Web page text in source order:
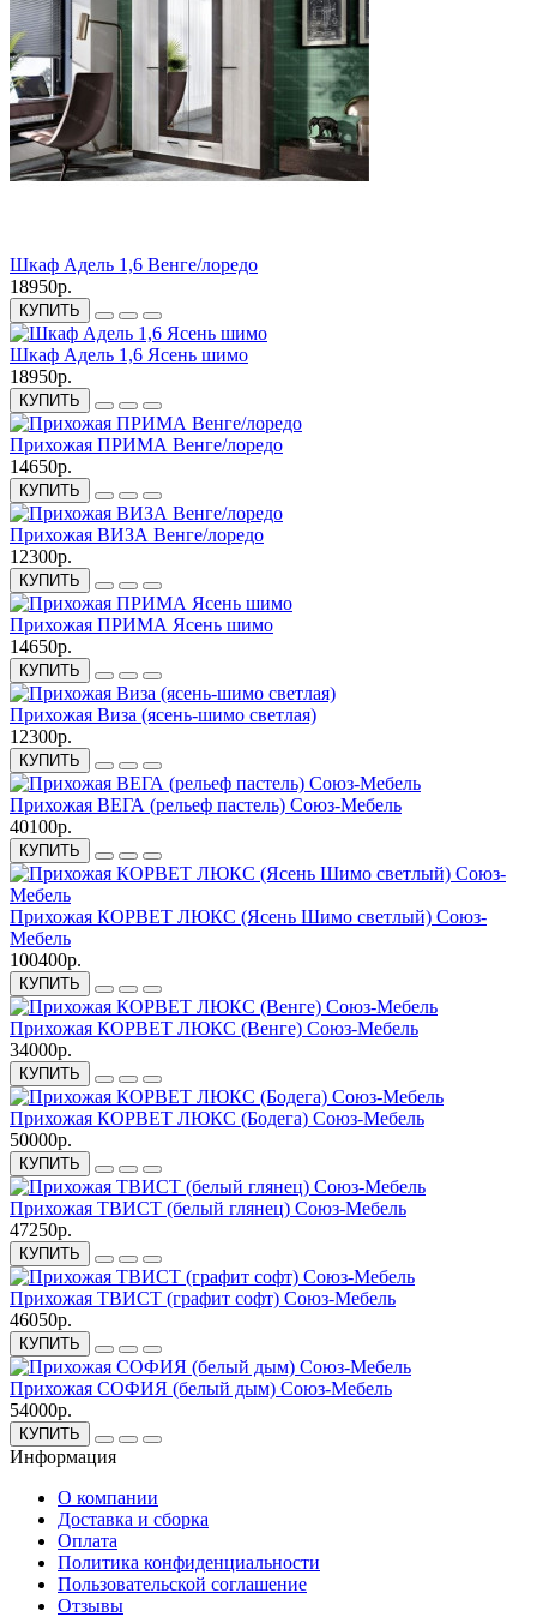
Шкаф Адель 1,6 Венге/лоредо
18950р.
КУПИТЬ
Шкаф Адель 1,6 Ясень шимо
18950р.
КУПИТЬ
Прихожая ПРИМА Венге/лоредо
14650р.
КУПИТЬ
Прихожая ВИЗА Венге/лоредо
12300р.
КУПИТЬ
Прихожая ПРИМА Ясень шимо
14650р.
КУПИТЬ
Прихожая Виза (ясень-шимо светлая)
12300р.
КУПИТЬ
Прихожая ВЕГА (рельеф пастель) Союз-Мебель
40100р.
КУПИТЬ
Прихожая КОРВЕТ ЛЮКС (Ясень Шимо светлый) Союз-
Мебель
100400р.
КУПИТЬ
Прихожая КОРВЕТ ЛЮКС (Венге) Союз-Мебель
34000р.
КУПИТЬ
Прихожая КОРВЕТ ЛЮКС (Бодега) Союз-Мебель
50000р.
КУПИТЬ
Прихожая ТВИСТ (белый глянец) Союз-Мебель
47250р.
КУПИТЬ
Прихожая ТВИСТ (графит софт) Союз-Мебель
46050р.
КУПИТЬ
Прихожая СОФИЯ (белый дым) Союз-Мебель
54000р.
КУПИТЬ
Информация
О компании
Доставка и сборка
Оплата
Политика конфиденциальности
Пользовательской соглашение
Отзывы